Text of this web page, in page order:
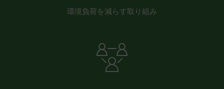
環境負荷を減らす取り組み
会員が、本サービスをご利用になることにより、他
当社には一切損害等を与えないものとします。
会員は、本サービスを当社が別途定める「
」に則り利用するものとします。これらの規